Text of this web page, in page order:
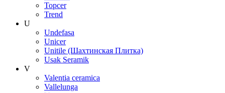
Topcer
Trend
U
Undefasa
Unicer
Unitile (Шахтинская Плитка)
Usak Seramik
V
Valentia ceramica
Vallelunga